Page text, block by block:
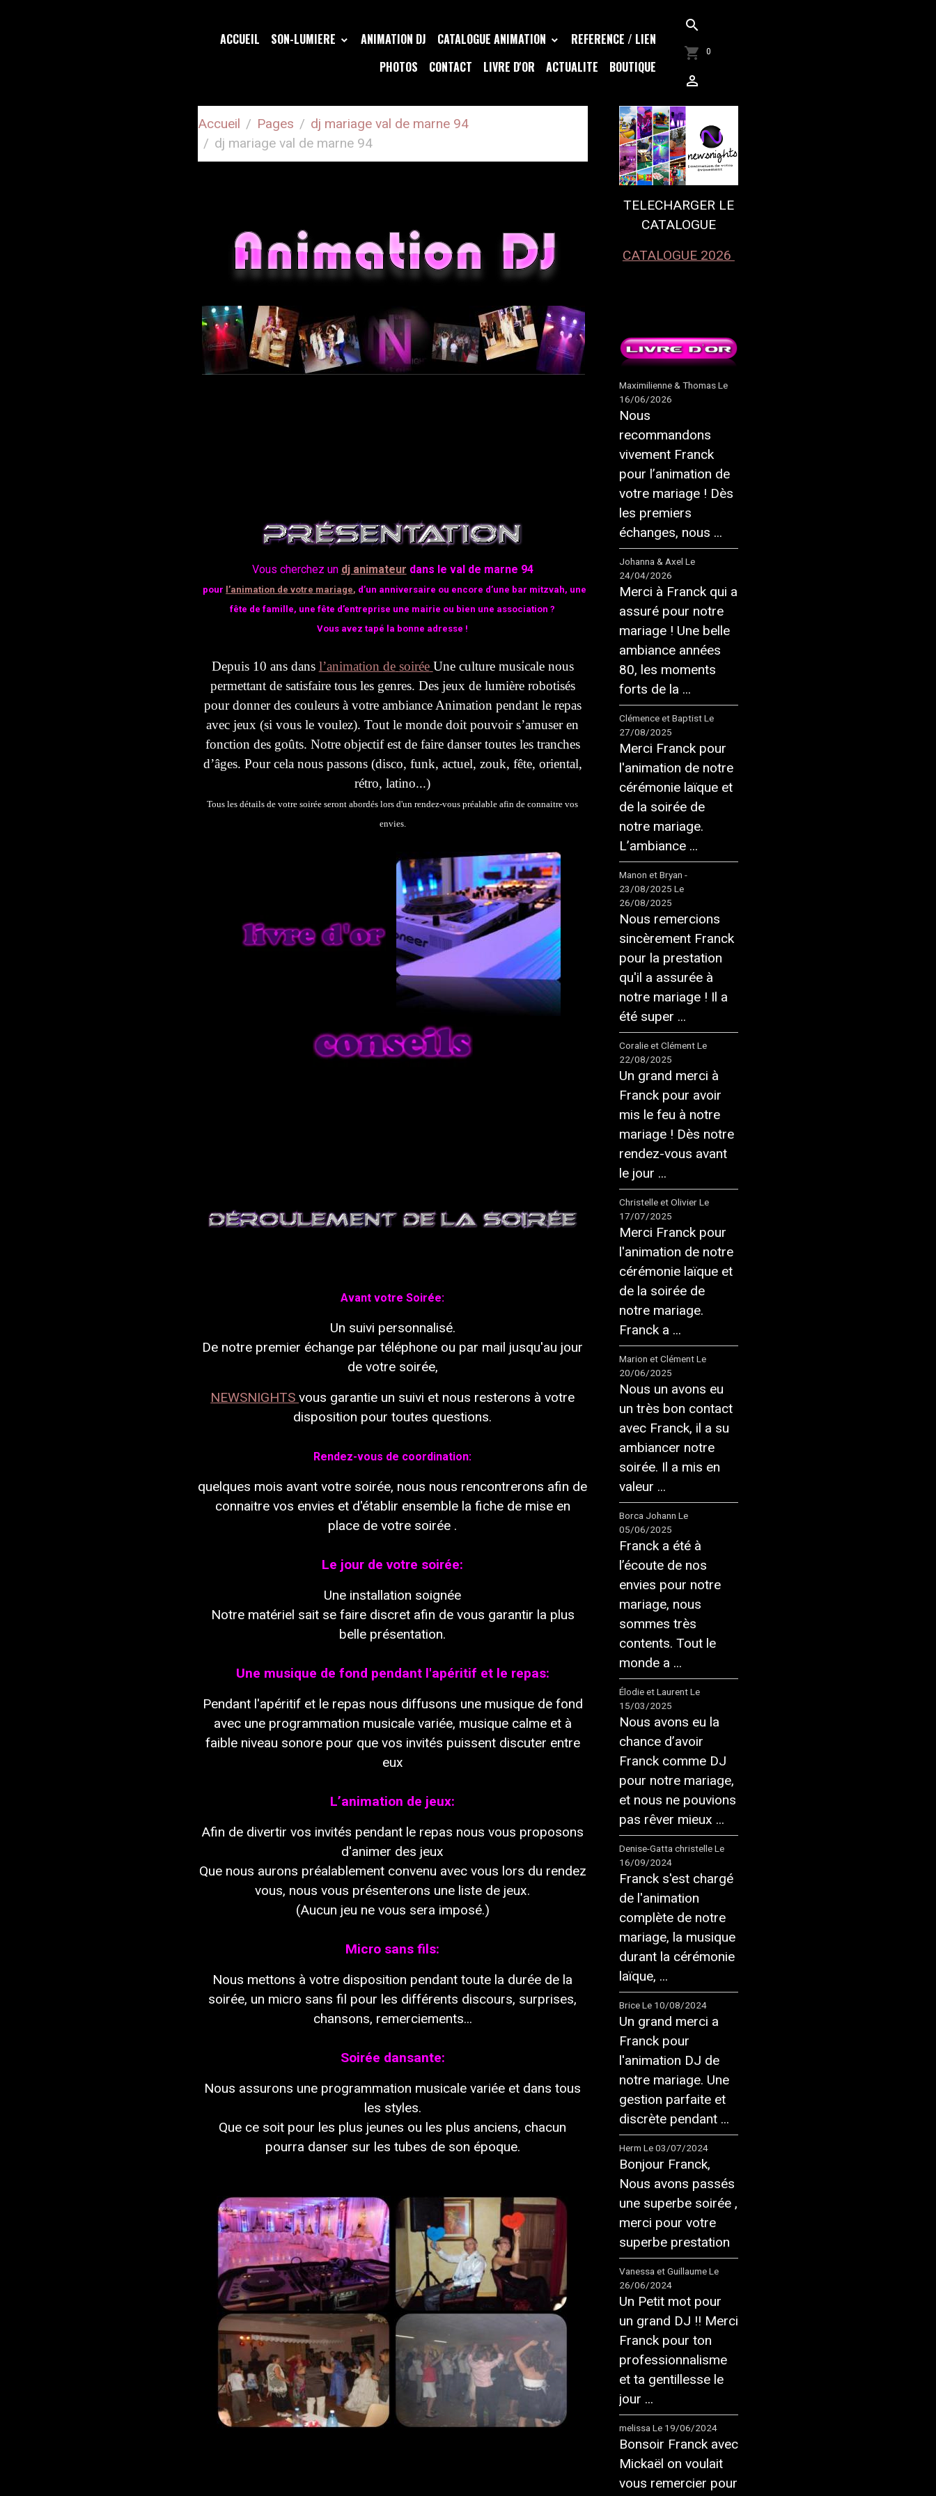
ACCUEIL SON-LUMIERE ANIMATION DJ CATALOGUE ANIMATION
REFERENCE / LIEN
PHOTOS
CONTACT LIVRE D'OR ACTUALITE BOUTIQUE
0
Accueil Pages
dj mariage val de marne 94
dj mariage val de marne 94
Vous cherchez un dj animateur dans le val de marne 94
pour l’animation de votre mariage, d’un anniversaire ou encore d’une bar mitzvah, une
fête de famille, une fête d’entreprise une mairie ou bien une association ?
Vous aveztapé la bonne adresse !
Depuis10 ans dans l’animation de soirée Uneculture musicalenous
permettant de satisfaire tous lesgenres. Des jeux de lumière robotisés
pourdonner des couleursà votreambiance Animation pendant le repas
avec jeux (si vous le voulez). Toutle monde doit pouvoir s’amuseren
fonction des goûts. Notre objectifest de faire danser toutes lestranches
d’âges. Pourcelanous passons(disco, funk, actuel, zouk, fête, oriental,
rétro,latino...)
Tous les détails de votre soirée seront abordés lors d'un rendez-vous préalable afin deconnaitre vos
envies.
Avant votre Soirée:
Un suivi personnalisé.
De notre premier échange partéléphone ou par mail jusqu'au jour
de votre soirée,
NEWSNIGHTSvous garantie un suivi et nous resterons àvotre
disposition pourtoutes questions.
Rendez-vous de coordination:
quelques mois avant votre soirée, nous nous rencontrerons afin de
connaitre vos envies et d'établir ensemblela fiche de miseen
place de votre soirée .
Le jour de votre soirée:
Une installation soignée
Notre matériel sait se fairediscret afin de vous garantir la plus
belle présentation.
Une musique de fond pendant l'apéritif et le repas:
Pendant l'apéritif et le repas nous diffusons unemusique defond
avec uneprogrammation musicalevariée, musique calme et à
faibleniveau sonore pour que vos invités puissent discuter entre
eux
L’animation de jeux:
Afin de divertirvos invités pendant le repas nousvous proposons
d'animer des jeux
Que nous aurons préalablement convenu avec vous lors du rendez
vous, nousvous présenterons une liste de jeux.
(Aucun jeu ne vous sera imposé.)
Micro sans fils:
Nous mettons àvotre disposition pendant toute la durée de la
soirée, un micro sans fil pour les différents discours, surprises,
chansons, remerciements...
Soirée dansante:
Nous assurons une programmation musicale variée et dans tous
les styles.
Que ce soit pour les plus jeunes ou les plus anciens, chacun
pourra danser sur les tubes deson époque.
TELECHARGER LE
CATALOGUE
CATALOGUE 2026
Maximilienne & Thomas Le
16/06/2026
Nous
recommandons
vivement Franck
pour l’animation de
votre mariage ! Dès
les premiers
échanges, nous ...
Johanna & Axel Le
24/04/2026
Merci à Franck qui a
assuré pour notre
mariage ! Une belle
ambiance années
80, les moments
forts de la ...
Clémence et Baptist Le
27/08/2025
Merci Franck pour
l'animation de notre
cérémonie laïque et
de la soirée de
notre mariage.
L’ambiance ...
Manon et Bryan -
23/08/2025 Le
26/08/2025
Nous remercions
sincèrement Franck
pour la prestation
qu'il a assurée à
notre mariage ! Il a
été super ...
Coralie et Clément Le
22/08/2025
Un grand merci à
Franck pour avoir
mis le feu à notre
mariage ! Dès notre
rendez-vous avant
le jour ...
Christelle et Olivier Le
17/07/2025
Merci Franck pour
l'animation de notre
cérémonie laïque et
de la soirée de
notre mariage.
Franck a ...
Marion et Clément Le
20/06/2025
Nous un avons eu
un très bon contact
avec Franck, il a su
ambiancer notre
soirée. Il a mis en
valeur ...
Borca Johann Le
05/06/2025
Franck a été à
l’écoute de nos
envies pour notre
mariage, nous
sommes très
contents. Tout le
monde a ...
Élodie et Laurent Le
15/03/2025
Nous avons eu la
chance d’avoir
Franck comme DJ
pour notre mariage,
et nous ne pouvions
pas rêver mieux ...
Denise-Gatta christelle Le
16/09/2024
Franck s'est chargé
de l'animation
complète de notre
mariage, la musique
durant la cérémonie
laïque, ...
Brice Le 10/08/2024
Un grand merci a
Franck pour
l'animation DJ de
notre mariage. Une
gestion parfaite et
discrète pendant ...
Herm Le 03/07/2024
Bonjour Franck,
Nous avons passés
une superbe soirée ,
merci pour votre
superbe prestation
Vanessa et Guillaume Le
26/06/2024
Un Petit mot pour
un grand DJ !! Merci
Franck pour ton
professionnalisme
et ta gentillesse le
jour ...
melissa Le 19/06/2024
Bonsoir Franck avec
Mickaël on voulait
vous remercier pour